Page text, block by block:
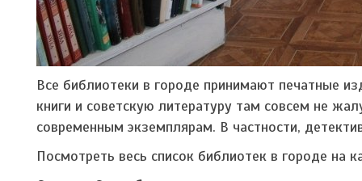
Все библиотеки в городе принимают печатные
книги и советскую литературу там совсем не
современным экземплярам. В частности,
Посмотреть весь список библиотек в городе на